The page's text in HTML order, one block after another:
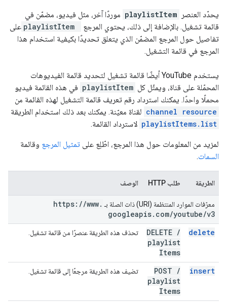
يحدّد العنصر playlistItem موردًا آخر، مثل فيديو، مضمّن في
قائمة تشغيل. بالإضافة إلى ذلك، يحتوي المرجع
playlistItem على
تفاصيل حول المرجع المضمّن الذي يتعلق تحديدًا بكيفية استخدام هذا
المرجع في قائمة التشغيل.
يستخدم YouTube أيضًا قائمة تشغيل لتحديد قائمة الفيديوهات
المحمّلة على قناة، ويمثّل كل playlistItem في هذه القائمة فيديو
محملًا واحدًا. يمكنك استرداد رقم تعريف قائمة التشغيل لهذه القائمة من
channel resource لقناة معيّنة. يمكنك بعد ذلك استخدام الطريقة
playlistItems.list لاسترداد القائمة.
لمزيد من المعلومات حول هذا المرجع، اطّلِع على تمثيل المرجع وقائمة
السمات.
الطريقة طلب HTTP الوصف
معرّفات الموارد المنتظمة (URI) ذات الصلة بـ https: //www.
googleapis. com/youtube/v3
delete
DELETE /
playlist
Items
تحذف هذه الطريقة عنصرًا من قائمة تشغيل.
insert
POST /
playlist
Items
تضيف هذه الطريقة مرجعًا إلى قائمة تشغيل.